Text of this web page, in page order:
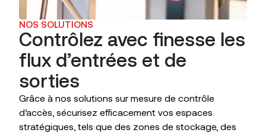
NOS SOLUTIONS
Contrôlez avec finesse les
flux d’entrées et de
sorties
Grâce à nos solutions sur mesure de contrôle
d’accès, sécurisez efficacement vos espaces
stratégiques, tels que des zones de stockage, des